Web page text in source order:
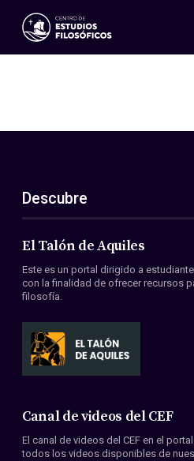
Eventos
ES
EN
Acerca de nosotros
Miembros
Convenios
Descubre
El Talón de Aquiles
Este es un portal dirigido a
con la finalidad de ofrecer recursos
filosofía.
Canal de videos del CEF
El canal de videos del CEF en el
todos los videos disponibles de